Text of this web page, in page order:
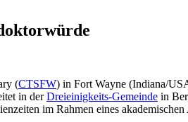
(CTSFW) in Fort Wayne (Indiana/
in derDreieinigkeits-Gemeinde in
im Rahmen eines